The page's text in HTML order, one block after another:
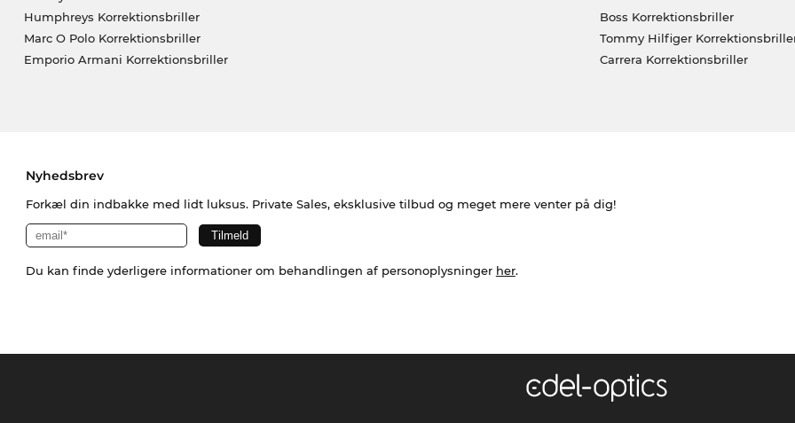
Humphreys Korrektionsbriller
Marc O Polo Korrektionsbriller
Emporio Armani Korrektionsbriller
Boss Korrektionsbriller
Tommy Hilfiger
Carrera Korrektionsbriller
Nyhedsbrev
Forkæl din indbakke med lidt luksus. Private Sales, eksklusive tilbud og meget mere venter på dig!
Du kan finde yderligere informationer om behandlingen af personoplysninger her.